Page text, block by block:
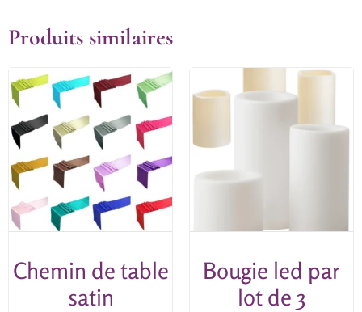
Produits similaires
Chemin de table
satin
Bougie led par
lot de 3